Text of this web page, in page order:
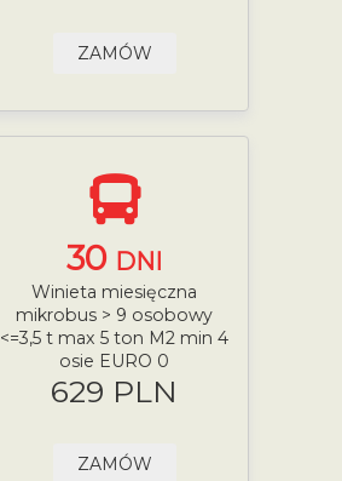
ZAMÓW
30 DNI
Winieta miesięczna
mikrobus > 9 osobowy
<=3,5 t max 5 ton M2 min 4
osie EURO 0
629 PLN
ZAMÓW